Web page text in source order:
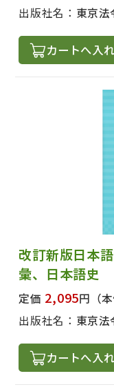
出版社名： 東京法
カートへ入
改訂新版日本
彙、日本語史
定価 2,095円 （
出版社名： 東京法
カートへ入